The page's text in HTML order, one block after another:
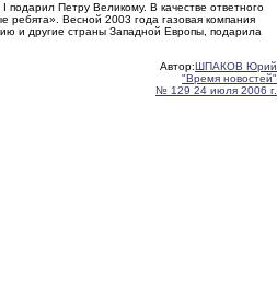
подарил Петру Великому. В качестве ответного
ребята». Весной 2003 года газовая компания
и другие страны Западной Европы, подарила
Автор:ШПАКОВ Юрий
"Время новостей"
№ 129 24 июля 2006 г.